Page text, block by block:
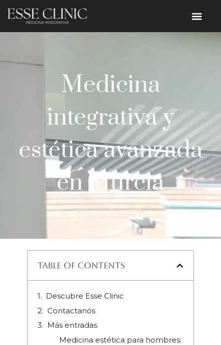
Medicina
integrativa y
estética avanzada
en Murcia
Table of Contents
Descubre Esse Clinic
Contactanós
Más entradas
Medicina estética para hombres: